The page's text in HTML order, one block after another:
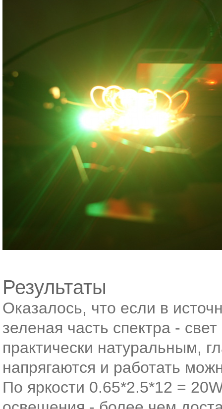
Результаты
Оказалось, что если в
зеленая часть спектра -
практически натуральным,
напрягаются и работать
По яркости 0.65*2.5*12 =